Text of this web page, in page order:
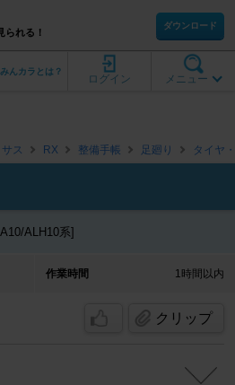
られる！
ダウンロード
メニュー
ログイン
みんカラとは？
ス RX 整備手帳 足廻り タイヤ
ALH10系]
作業時間 1時間以内
クリップ